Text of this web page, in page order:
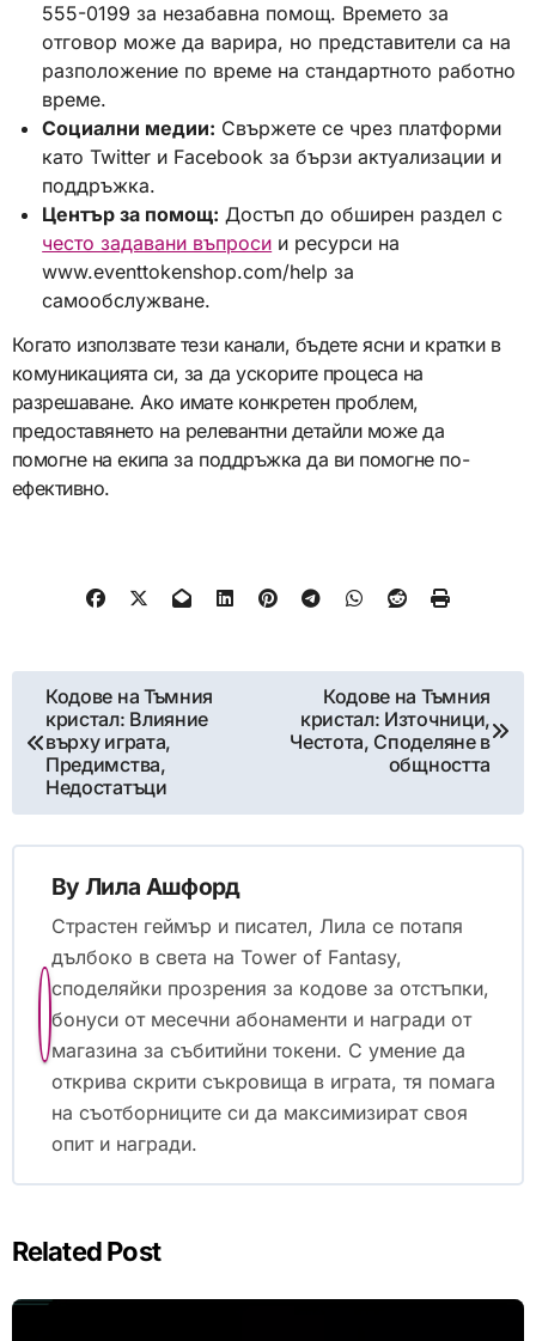
555-0199 за незабавна помощ. Времето за
отговор може да варира, но представители са на
разположение по време на стандартното работно
време.
Социални медии: Свържете се чрез платформи
като Twitter и Facebook за бързи актуализации и
поддръжка.
Център за помощ: Достъп до обширен раздел с
често задавани въпроси и ресурси на
www.eventtokenshop.com/help за
самообслужване.
Когато използвате тези канали, бъдете ясни и кратки в
комуникацията си, за да ускорите процеса на
разрешаване. Ако имате конкретен проблем,
предоставянето на релевантни детайли може да
помогне на екипа за поддръжка да ви помогне по-
ефективно.
Post
navigation
Кодове на Тъмния
кристал: Влияние
върху играта,
Предимства,
Недостатъци
Кодове на Тъмния
кристал: Източници,
Честота, Споделяне в
общността
ByЛила Ашфорд
Страстен геймър и писател, Лила се потапя
дълбоко в света на Tower of Fantasy,
споделяйки прозрения за кодове за отстъпки,
бонуси от месечни абонаменти и награди от
магазина за събитийни токени. С умение да
открива скрити съкровища в играта, тя помага
на съотборниците си да максимизират своя
опит и награди.
Related Post